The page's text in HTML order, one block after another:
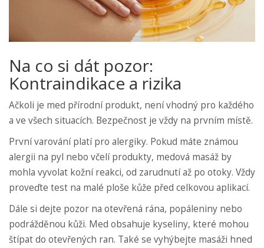
Na co si dát pozor:
Kontraindikace a rizika
Ačkoli je med přírodní produkt, není vhodný pro každého
a ve všech situacích. Bezpečnost je vždy na prvním místě.
První varování platí pro alergiky. Pokud máte známou
alergii na pyl nebo včelí produkty, medová masáž by
mohla vyvolat kožní reakci, od zarudnutí až po otoky. Vždy
proveďte test na malé ploše kůže před celkovou aplikací.
Dále si dejte pozor na otevřená rána, popáleniny nebo
podrážděnou kůži. Med obsahuje kyseliny, které mohou
štípat do otevřených ran. Také se vyhýbejte masáži hned